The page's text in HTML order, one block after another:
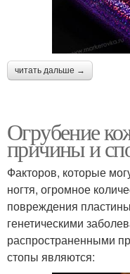
читать дальше →
Огрубение
причины и
Факторов, которые
ногтя, огромное
повреждения
генетическими
распространенными
стопы являются: